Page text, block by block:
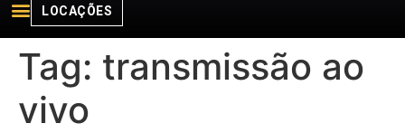
LOCAÇÕES
Tag: transmissão ao
vivo